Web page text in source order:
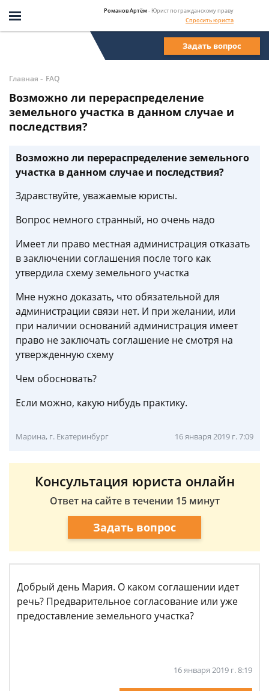
Романов Артём- Юрист по гражданскому праву
Спросить юриста
Задать вопрос
Главная - FAQ
Возможно ли перераспределение
земельного участка в данном случае и
последствия?
Возможно ли перераспределение земельного
участка в данном случае и последствия?
Здравствуйте, уважаемые юристы.
Вопрос немного странный, но очень надо
Имеет ли право местная администрация отказать
в заключении соглашения после того как
утвердила схему земельного участка
Мне нужно доказать, что обязательной для
администрации связи нет. И при желании, или
при наличии оснований администрация имеет
право не заключать соглашение не смотря на
утвержденную схему
Чем обосновать?
Если можно, какую нибудь практику.
Марина, г. Екатеринбург 16 января 2019 г. 7:09
Консультация юриста онлайн
Ответ на сайте в течении 15 минут
Задать вопрос
Добрый день Мария. О каком соглашении идет
речь? Предварительное согласование или уже
предоставление земельного участка?
16 января 2019 г. 8:19